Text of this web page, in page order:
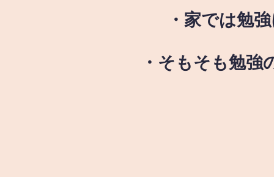
・家では勉
・そもそも勉